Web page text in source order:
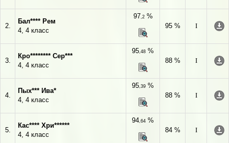
2.
Бал**** Рем
4, 4 класс
97,2%
95 %
I
3.
Кро******** Сер***
4, 4 класс
95,48 %
88 %
I
4.
Пых*** Ива*
4, 4 класс
95,39 %
88 %
I
5.
Кас**** Хри******
4, 4 класс
94,64 %
84 %
I